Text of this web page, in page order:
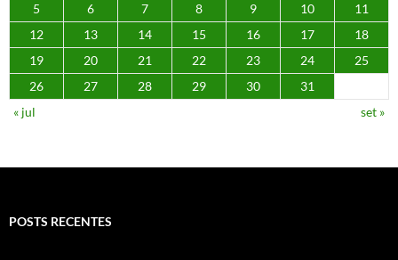
5
6 7 8 9 10
11
12
13 14 15 16 17
18
19
20 21 22 23 24
25
26
27 28 29 30
31
« jul
set »
POSTS RECENTES